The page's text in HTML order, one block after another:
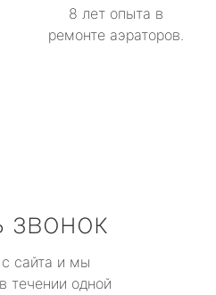
8 лет опыта в
ремонте аэраторов.
звонок
сайта и мы
течении одной